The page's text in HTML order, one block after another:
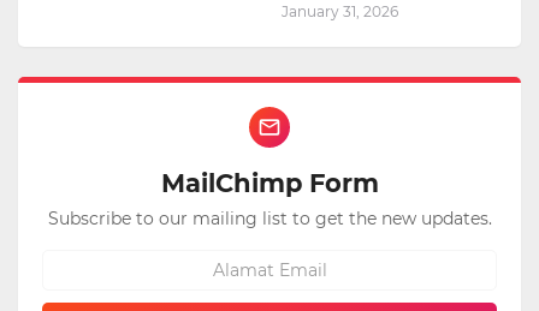
January 31, 2026
MailChimp Form
Subscribe to our mailing list to get the new updates.